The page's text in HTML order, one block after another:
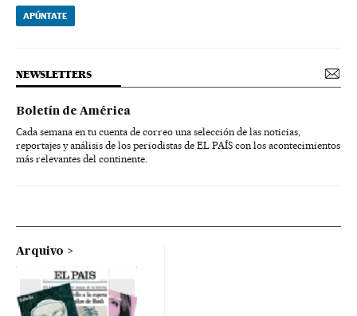
APÚNTATE
NEWSLETTERS
Boletín de América
Cada semana en tu cuenta de correo una selección de las noticias,
reportajes y análisis de los periodistas de EL PAÍS con los acontecimientos
más relevantes del continente.
Arquivo